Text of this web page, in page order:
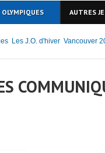
OLYMPIQUES AUTRES
Les J.O. d'hiver Vancouver